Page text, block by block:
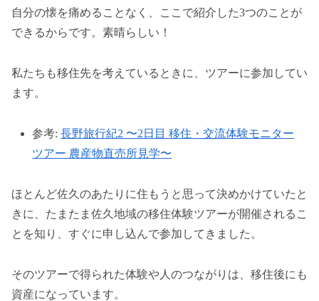
自分の懐を痛めることなく、ここで紹介した3つのことが
できるからです。素晴らしい！
私たちも移住先を考えているときに、ツアーに参加してい
ます。
参考:長野旅行紀2 〜2日目 移住・交流体験モニター
ツアー 農産物直売所見学〜
ほとんど佐久のあたりに住もうと思って決めかけていたと
きに、たまたま佐久地域の移住体験ツアーが開催されるこ
とを知り、すぐに申し込んで参加してきました。
そのツアーで得られた体験や人のつながりは、移住後にも
資産になっています。